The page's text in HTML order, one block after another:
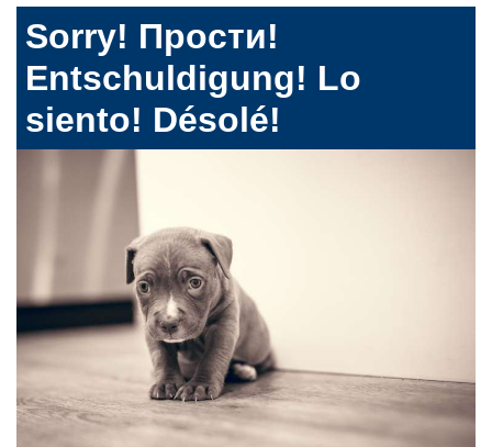
Sorry! Прости!
Entschuldigung! Lo
siento! Désolé!